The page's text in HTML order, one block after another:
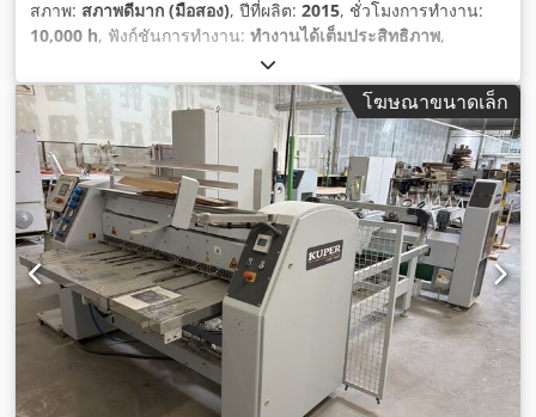
สภาพ: สภาพดีมาก (มือสอง), ปีที่ผลิต: 2015, ชั่วโมงการทำงาน:
10,000 h, ฟังก์ชันการทำงาน: ทำงานได้เต็มประสิทธิภาพ,
โฆษณาขนาดเล็ก